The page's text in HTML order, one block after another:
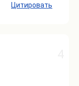
Цитировать